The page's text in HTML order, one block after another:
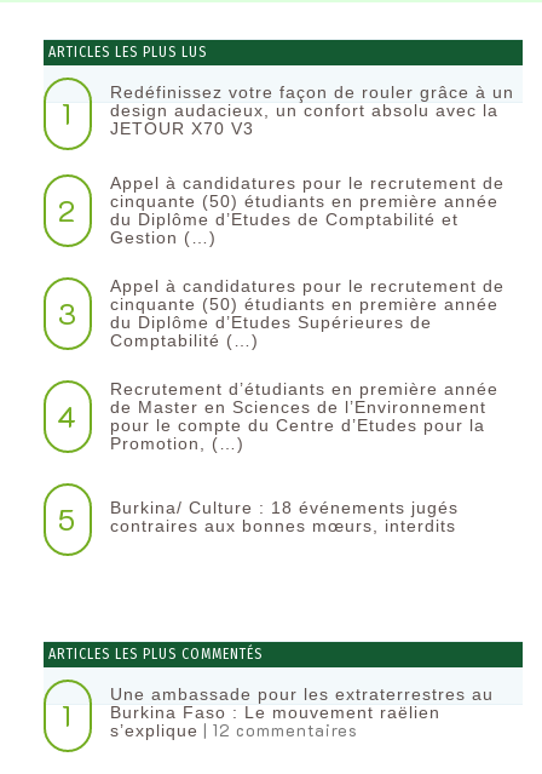
ARTICLES LES PLUS LUS
1
Redéfinissez votre façon de rouler grâce à un
design audacieux, un confort absolu avec la
JETOUR X70 V3
2
Appel à candidatures pour le recrutement de
cinquante (50) étudiants en première année
du Diplôme d’Etudes de Comptabilité et
Gestion (…)
3
Appel à candidatures pour le recrutement de
cinquante (50) étudiants en première année
du Diplôme d’Etudes Supérieures de
Comptabilité (…)
4
Recrutement d’étudiants en première année
de Master en Sciences de l’Environnement
pour le compte du Centre d’Etudes pour la
Promotion, (…)
5
Burkina/ Culture : 18 événements jugés
contraires aux bonnes mœurs, interdits
ARTICLES LES PLUS COMMENTÉS
1
Une ambassade pour les extraterrestres au
Burkina Faso : Le mouvement raëlien
s’explique | 12 commentaires